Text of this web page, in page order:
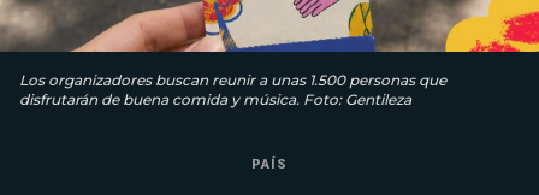
Los organizadores buscan reunir a unas 1.500 personas que
disfrutarán de buena comida y música. Foto: Gentileza
PAÍS